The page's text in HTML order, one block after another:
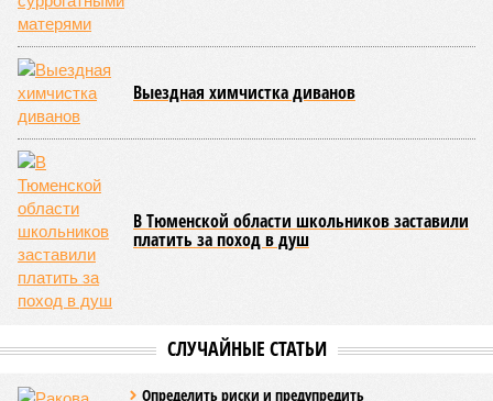
человек не пережили этот разгул стихий. Вот что тогда
приключилось.
Зима 1931 года выдалась в Китае чрезвычайно
продолжительной и суровой. Снега образовалось огромное
количество – казалось бы, хороший знак после периода
великой суши, продолжавшегося с 1928-го. Но всё
обратилось катастрофой. Снег растаял, устремился в реки,
начался небывалый паводок, быстро обернувшийся
страшным наводнением, которое обильные весенние ливни
только усугубили. К июню всё это преобразовалось в
массовый потоп, в июле же Китай в дополнение накрыло
сразу девятью циклонами. Последствия оказались
невообразимыми: наводнение погребло под собой
по площади Карелии, шести Курским или Калужским